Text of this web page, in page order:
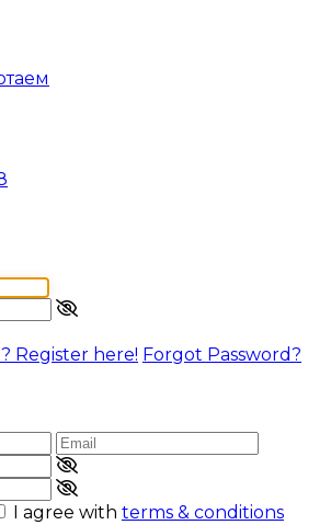
Register here! Forgot Password?
I agree with terms & conditions